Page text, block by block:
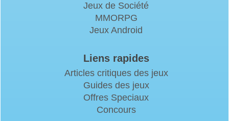
Jeux de Société
MMORPG
Jeux Android
Liens rapides
Articles critiques des jeux
Guides des jeux
Offres Speciaux
Concours